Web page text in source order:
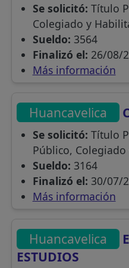
Se solicitó: Título
Colegiado y
Sueldo: 3564
Finalizó el: 26/08/
Más información
Huancavelica
Se solicitó: Título
Público,
Sueldo: 3164
Finalizó el: 30/07/
Más información
Huancavelica
ESTUDIOS